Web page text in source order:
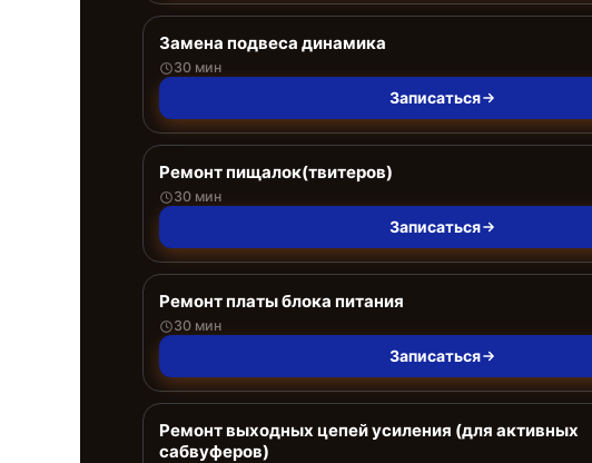
Замена подвеса динамика
30 мин
Записаться
Ремонт пищалок(твитеров)
30 мин
Записаться
Ремонт платы блока питания
30 мин
Записаться
Ремонт выходных цепей усиления (для активных
сабвуферов)